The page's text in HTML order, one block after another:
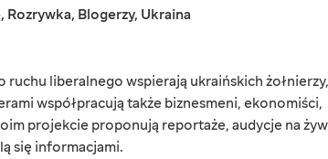
, Rozrywka, Blogerzy, Ukraina
ruchu liberalnego wspierają ukraińskich żołnierzy,
współpracują także biznesmeni, ekonomiści,
projekcie proponują reportaże, audycje na
się informacjami.